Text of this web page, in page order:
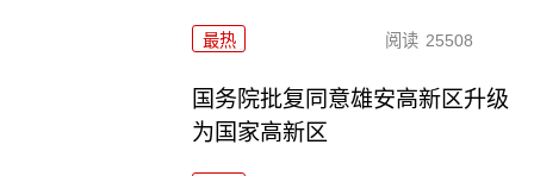
最热 阅读 25508
国务院批复同意雄安高新区升级
为国家高新区